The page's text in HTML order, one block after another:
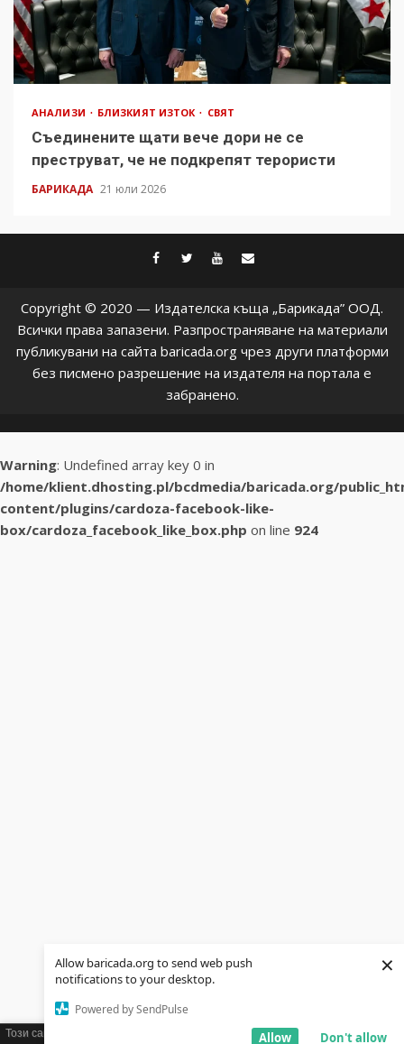
Allow baricada.org to send web push
notifications to your desktop.
Powered by SendPulse
Don't allow
Allow
×
АНАЛИЗИ БЛИЗКИЯТ ИЗТОК СВЯТ
Съединените щати вече дори не се
преструват, че не подкрепят терористи
БАРИКАДА 21 юли 2026
facebook
twitter
youtube
Copyright © 2020 — Издателска къща „Барикада” ООД.
Всички права запазени. Разпространяване на материали
публикувани на сайта baricada.org чрез други платформи
без писмено разрешение на издателя на портала е
забранено.
Warning: Undefined array key 0 in
/home/klient.dhosting.pl/bcdmedia/baricada.org/
content/plugins/cardoza-facebook-like-
box/cardoza_facebook_like_box.php on line 924
Този сайт използва бисквитки (cookies). Ако желаете можете да научите